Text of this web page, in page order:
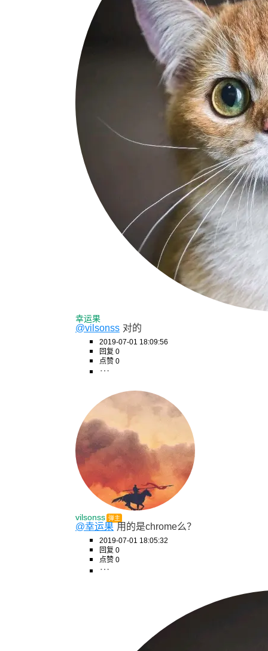
幸运果
@vilsonss 对的
2019-07-01 18:09:56
回复 0
点赞 0
vilsonss 弹主
@幸运果 用的是chrome么？
2019-07-01 18:05:32
回复 0
点赞 0